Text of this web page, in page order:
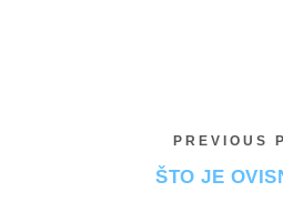
PREVIOUS
ŠTO JE